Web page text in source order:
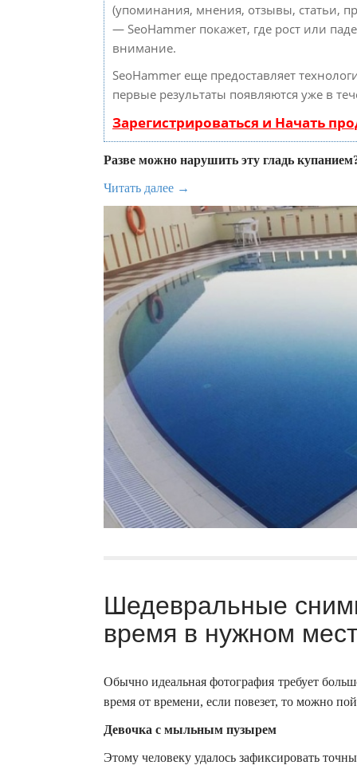
(упоминания, мнения, отзывы, статьи,
— SeoHammer покажет, где рост или
внимание.
SeoHammer еще предоставляет
первые результаты появляются уже в
Зарегистрироваться и Начать
Разве можно нарушить эту гладь
Читать далее →
Шедевральные
время в нужном
Обычно идеальная фотография требует
время от времени, если повезет, то можно
Девочка с мыльным пузырем
Этому человеку удалось зафиксировать